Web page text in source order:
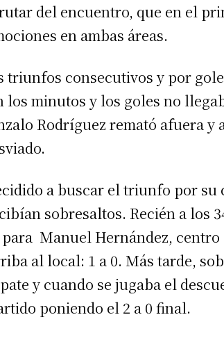
del encuentro, que en el
en ambas áreas.
triunfos consecutivos y por
minutos y los goles no
Rodríguez remató afuera y
a buscar el triunfo por su
sobresaltos. Recién a los
Manuel Hernández, centro
al local: 1 a 0. Más tarde,
y cuando se jugaba el
poniendo el 2 a 0 final.